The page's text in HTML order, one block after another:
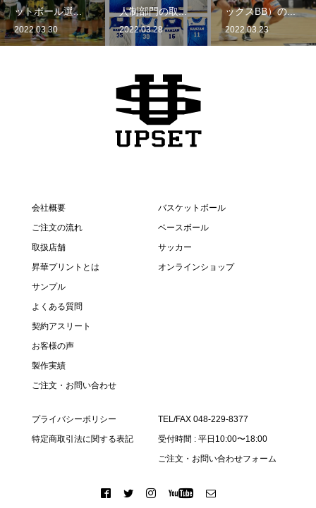
ットボール選...
2022.03.30
人制部門の取...
2022.03.28
ックスBB）の...
2022.03.23
会社概要
ご注文の流れ
取扱店舗
昇華プリントとは
サンプル
よくある質問
契約アスリート
お客様の声
製作実績
ご注文・お問い合わせ
バスケットボール
ベースボール
サッカー
オンラインショップ
プライバシーポリシー
特定商取引法に関する表記
TEL/FAX 048-229-8377
受付時間 : 平日10:00〜18:00
ご注文・お問い合わせフォーム